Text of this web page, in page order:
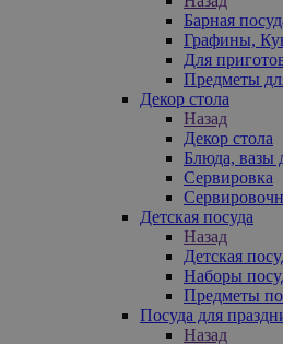
Барная
Графины,
Для
Предметы
Декор стола
Назад
Декор стола
Блюда, вазы
Сервировка
Детская посуда
Назад
Детская
Наборы
Предметы
Посуда для
Назад